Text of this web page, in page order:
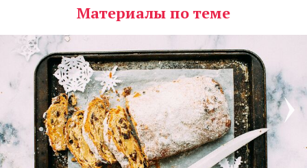
Материалы по теме